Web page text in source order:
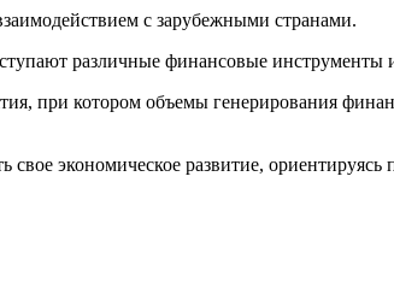
с зарубежными странами.
различные финансовые инструменты
при котором объемы генерирования
свое экономическое развитие,